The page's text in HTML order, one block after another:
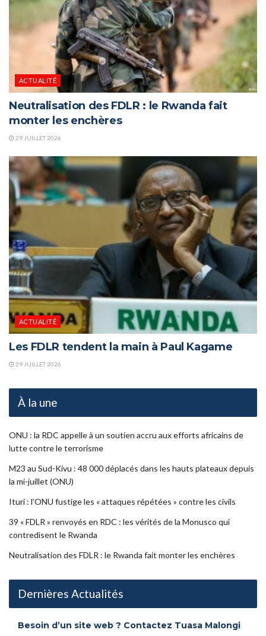
ACTUALITÉ
Neutralisation des FDLR : le Rwanda fait
monter les enchères
29 JUILLET 2026
ACTUALITÉ
Les FDLR tendent la main à Paul Kagame
29 JUILLET 2026
À la une
ONU : la RDC appelle à un soutien accru aux efforts africains de
lutte contre le terrorisme
M23 au Sud-Kivu : 48 000 déplacés dans les hauts plateaux depuis
la mi-juillet (ONU)
Ituri : l’ONU fustige les « attaques répétées » contre les civils
39 « FDLR » renvoyés en RDC : les vérités de la Monusco qui
contredisent le Rwanda
Neutralisation des FDLR : le Rwanda fait monter les enchères
Dernières Actualités
Besoin d’un site web ? Contactez Tuasa Malongi